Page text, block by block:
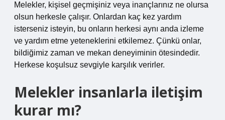
Melekler, kişisel geçmişiniz veya inançlarınız ne olursa
olsun herkesle çalışır. Onlardan kaç kez yardım
isterseniz isteyin, bu onların herkesi aynı anda izleme
ve yardım etme yeteneklerini etkilemez. Çünkü onlar,
bildiğimiz zaman ve mekan deneyiminin ötesindedir.
Herkese koşulsuz sevgiyle karşılık verirler.
Melekler insanlarla iletişim
kurar mı?